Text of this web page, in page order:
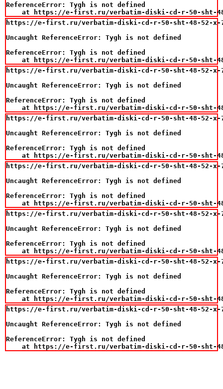
ReferenceError: Tygh is not defined
at https://e-first.ru/verbatim-diski-cd-r-50-sht-
https://e-first.ru/verbatim-diski-cd-r-50-sht-48-52-x-
Uncaught ReferenceError: Tygh is not defined
ReferenceError: Tygh is not defined
at https://e-first.ru/verbatim-diski-cd-r-50-sht-
https://e-first.ru/verbatim-diski-cd-r-50-sht-48-52-x-
Uncaught ReferenceError: Tygh is not defined
ReferenceError: Tygh is not defined
at https://e-first.ru/verbatim-diski-cd-r-50-sht-
https://e-first.ru/verbatim-diski-cd-r-50-sht-48-52-x-
Uncaught ReferenceError: Tygh is not defined
ReferenceError: Tygh is not defined
at https://e-first.ru/verbatim-diski-cd-r-50-sht-
https://e-first.ru/verbatim-diski-cd-r-50-sht-48-52-x-
Uncaught ReferenceError: Tygh is not defined
ReferenceError: Tygh is not defined
at https://e-first.ru/verbatim-diski-cd-r-50-sht-
https://e-first.ru/verbatim-diski-cd-r-50-sht-48-52-x-
Uncaught ReferenceError: Tygh is not defined
ReferenceError: Tygh is not defined
at https://e-first.ru/verbatim-diski-cd-r-50-sht-
https://e-first.ru/verbatim-diski-cd-r-50-sht-48-52-x-
Uncaught ReferenceError: Tygh is not defined
ReferenceError: Tygh is not defined
at https://e-first.ru/verbatim-diski-cd-r-50-sht-
https://e-first.ru/verbatim-diski-cd-r-50-sht-48-52-x-
Uncaught ReferenceError: Tygh is not defined
ReferenceError: Tygh is not defined
at https://e-first.ru/verbatim-diski-cd-r-50-sht-